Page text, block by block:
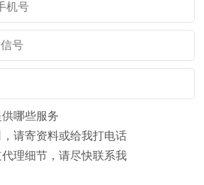
哪些服务
请寄资料或给我打电话
理细节，请尽快联系我